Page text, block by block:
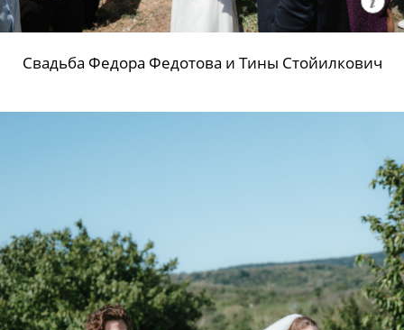
Свадьба Федора Федотова и Тины Стойилкович